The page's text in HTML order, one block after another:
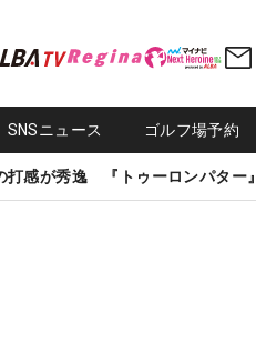
SNSニュース ゴルフ場予約
打感が秀逸 『トゥーロンパター』